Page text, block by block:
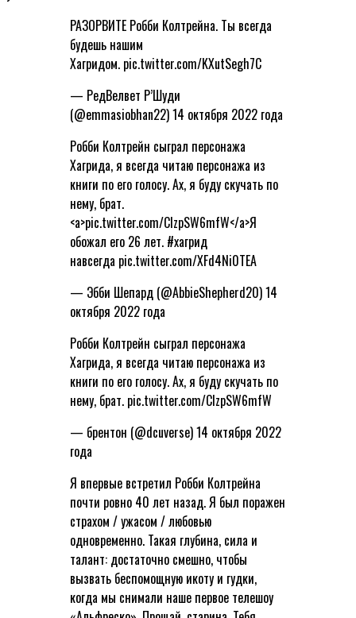
РАЗОРВИТЕ Робби Колтрейна. Ты всегда
будешь нашим
Хагридом. pic.twitter.com/KXutSegh7C
— РедВелвет Р’Шуди
(@emmasiobhan22) 14 октября 2022 года
Робби Колтрейн сыграл персонажа
Хагрида, я всегда читаю персонажа из
книги по его голосу. Ах, я буду скучать по
нему, брат.
<a>pic.twitter.com/ClzpSW6mfW</a>Я
обожал его 26 лет. #хагрид
навсегда pic.twitter.com/XFd4Ni0TEA
— Эбби Шепард (@AbbieShepherd20) 14
октября 2022 года
Робби Колтрейн сыграл персонажа
Хагрида, я всегда читаю персонажа из
книги по его голосу. Ах, я буду скучать по
нему, брат. pic.twitter.com/ClzpSW6mfW
— брентон (@dcuverse) 14 октября 2022
года
Я впервые встретил Робби Колтрейна
почти ровно 40 лет назад. Я был поражен
страхом / ужасом / любовью
одновременно. Такая глубина, сила и
талант: достаточно смешно, чтобы
вызвать беспомощную икоту и гудки,
когда мы снимали наше первое телешоу